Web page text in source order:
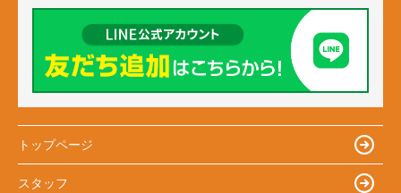
トップページ
スタッフ